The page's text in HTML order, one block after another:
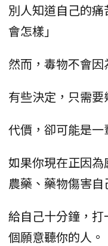
別人知道自己的
會怎樣」
然而，毒物不會因
有些決定，只需要
代價，卻可能是一
如果你現在正因
農藥、藥物傷害自
給自己十分鐘，
個願意聽你的人。